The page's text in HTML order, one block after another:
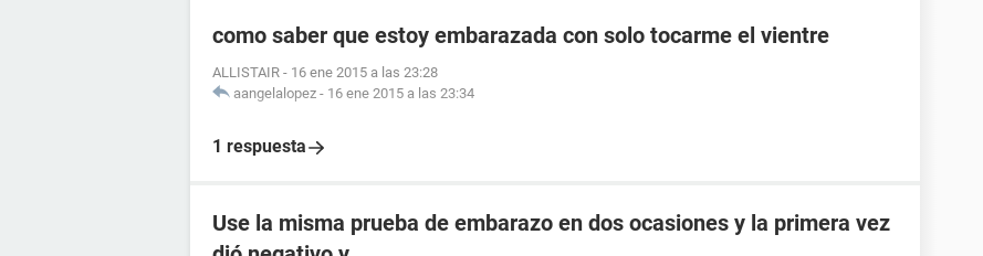
como saber que estoy embarazada con solo tocarme el vientre
ALLISTAIR - 16 ene 2015 a las 23:28
aangelalopez - 16 ene 2015 a las 23:34
1 respuesta
Use la misma prueba de embarazo en dos ocasiones y la primera vez